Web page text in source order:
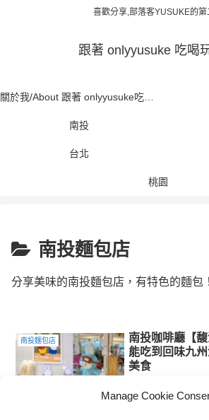
Manage Cookie
喜歡分享,部落客YUSUKE的第
跟著 onlyyusuke 吃喝
關於我/About 跟著 onlyyusuke吃喝玩樂去
南投
台北
桃園
南投麵包店
分享美味的南投麵包店，有特色的麵包！
南投麵包店
南投咖啡廳【
能吃到回味九
美食